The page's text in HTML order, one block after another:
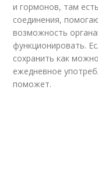
и гормонов, там
соединения,
возможность
функционировать.
сохранить как
ежедневное
поможет.